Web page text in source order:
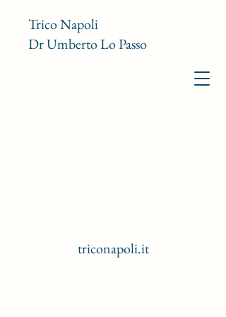
Trico Napoli
Dr Umberto Lo Passo
triconapoli.it